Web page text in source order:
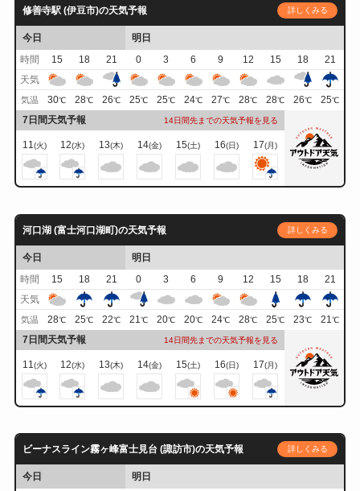
修善寺駅 (伊豆市)の天気予報 詳しくみる
今日
明日
時間
15 18 21 0 3 6 9 12 15 18
21
天気
気温 30℃ 28℃ 26℃ 25℃ 25℃ 24℃ 27℃ 28℃ 28℃ 26℃ 25℃
7日間天気予報 14日間先までの天気予報を見る
11(火) 12(水) 13(木) 14(金) 15(土) 16(日) 17(月)
河口湖 (富士河口湖町)の天気予報 詳しくみる
今日
明日
時間
15 18 21 0 3 6 9 12 15 18
21
天気
気温 28℃ 25℃ 22℃ 21℃ 20℃ 20℃ 24℃ 28℃ 25℃ 23℃ 21℃
7日間天気予報 14日間先までの天気予報を見る
11(火) 12(水) 13(木) 14(金) 15(土) 16(日) 17(月)
ビーナスライン霧ヶ峰富士見台 (諏訪市)の天気予報 詳しくみる
今日
明日